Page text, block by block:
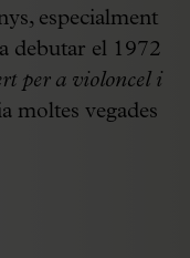
especialment
debutar el 1972
per a violoncel i
moltes vegades